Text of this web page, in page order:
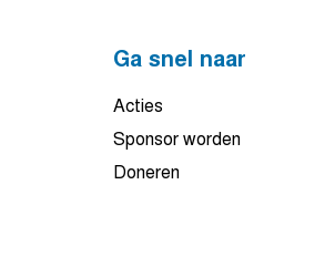
Ga snel naar
Acties
Sponsor worden
Doneren